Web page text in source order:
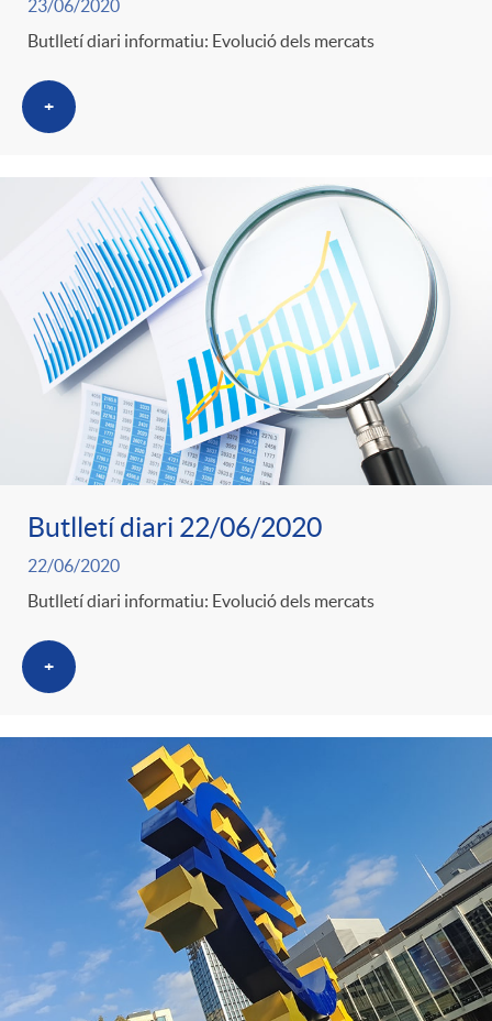
23/06/2020
Butlletí diari informatiu: Evolució dels mercats
+
Butlletí diari 22/06/2020
22/06/2020
Butlletí diari informatiu: Evolució dels mercats
+